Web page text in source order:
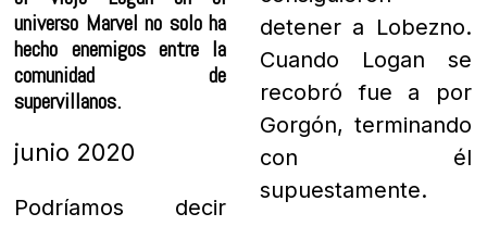
universo Marvel no solo ha
hecho enemigos entre la
comunidad de
supervillanos.
junio 2020
Podríamos decir
detener a Lobezno.
Cuando Logan se
recobró fue a por
Gorgón, terminando
con él
supuestamente.